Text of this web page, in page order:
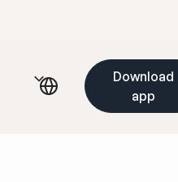
Download
app